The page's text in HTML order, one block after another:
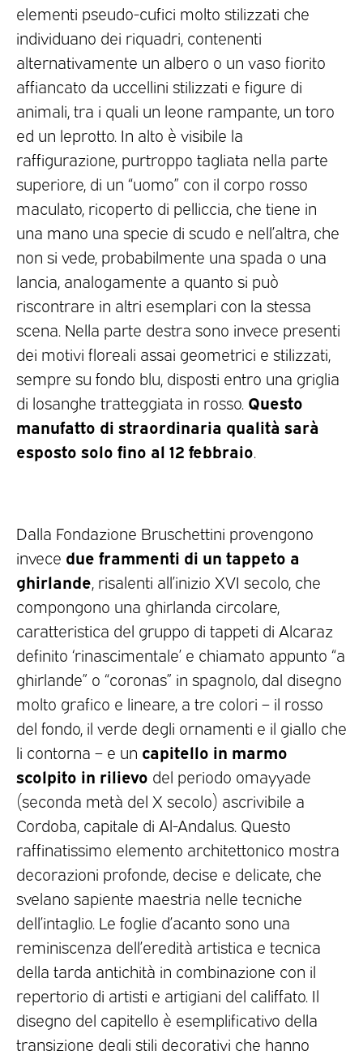
elementi pseudo-cufici molto stilizzati che
individuano dei riquadri, contenenti
alternativamente un albero o un vaso fiorito
affiancato da uccellini stilizzati e figure di
animali, tra i quali un leone rampante, un toro
ed un leprotto. In alto è visibile la
raffigurazione, purtroppo tagliata nella parte
superiore, di un “uomo” con il corpo rosso
maculato, ricoperto di pelliccia, che tiene in
una mano una specie di scudo e nell’altra, che
non si vede, probabilmente una spada o una
lancia, analogamente a quanto si può
riscontrare in altri esemplari con la stessa
scena. Nella parte destra sono invece presenti
dei motivi floreali assai geometrici e stilizzati,
sempre su fondo blu, disposti entro una griglia
di losanghe tratteggiata in rosso. Questo
manufatto di straordinaria qualità sarà
esposto solo fino al 12 febbraio
Dalla Fondazione Bruschettini provengono
invece due frammenti di un tappeto a
ghirlande , risalenti all’inizio XVI secolo, che
compongono una ghirlanda circolare,
caratteristica del gruppo di tappeti di Alcaraz
definito ‘rinascimentale’ e chiamato appunto “a
ghirlande” o “coronas” in spagnolo, dal disegno
molto grafico e lineare, a tre colori – il rosso
del fondo, il verde degli ornamenti e il giallo che
li contorna – e un capitello in marmo
scolpito in rilievo del periodo omayyade
(seconda metà del X secolo) ascrivibile a
Cordoba, capitale di Al-Andalus. Questo
raffinatissimo elemento architettonico mostra
decorazioni profonde, decise e delicate, che
svelano sapiente maestria nelle tecniche
dell’intaglio. Le foglie d’acanto sono una
reminiscenza dell’eredità artistica e tecnica
della tarda antichità in combinazione con il
repertorio di artisti e artigiani del califfato. Il
disegno del capitello è esemplificativo della
transizione degli stili decorativi che hanno